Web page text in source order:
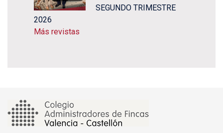
SEGUNDO TRIMESTRE
2026
Más revistas